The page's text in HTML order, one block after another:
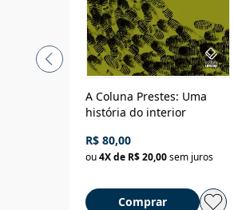
A Coluna Prestes: Uma
história do interior
R$ 80,00
ou4X de R$ 20,00sem juros
Comprar